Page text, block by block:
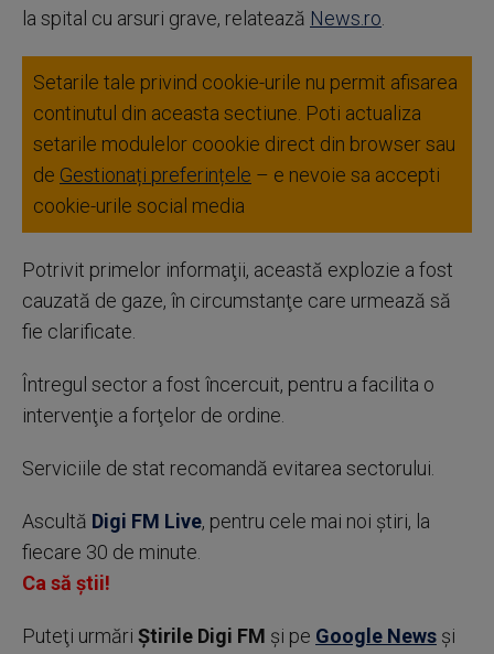
la spital cu arsuri grave, relatează News.ro
Setarile tale privind cookie-urile nu permit afisarea
continutul din aceasta sectiune. Poti actualiza
setarile modulelor coookie direct din browser sau
de Gestionați preferințele – e nevoie sa accepti
cookie-urile social media
Potrivit primelor informaţii, această explozie a fost
cauzată de gaze, în circumstanţe care urmează să
fie clarificate.
Întregul sector a fost încercuit, pentru a facilita o
intervenţie a forţelor de ordine.
Serviciile de stat recomandă evitarea sectorului.
Ascultă Digi FM Live, pentru cele mai noi știri, la
fiecare 30 de minute.
Ca să știi!
Puteţi urmări Știrile Digi FM şi pe Google News şi